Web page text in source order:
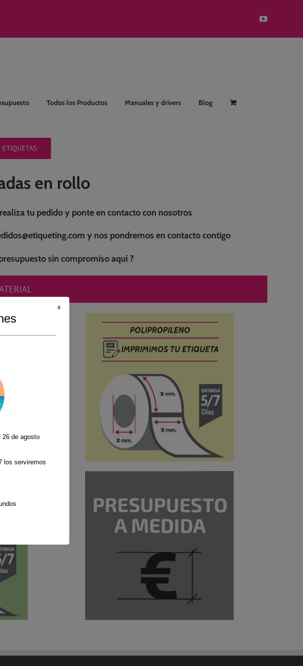
YouTube
Todos los Productos Manuales y drivers Blog
ETIQUETAS
en rollo
tu pedido y ponte en contacto con nosotros
y nos pondremos en contacto contigo
sin compromisoaquí ?
26 de agosto
los serviremos
x